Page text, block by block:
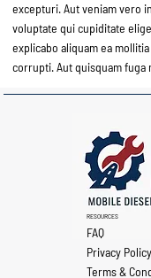
excepturi. Aut veniam vero
voluptate qui cupiditate
explicabo aliquam ea
corrupti. Aut quisquam fuga
RESOURCES
FAQ
Privacy Policy
Terms &